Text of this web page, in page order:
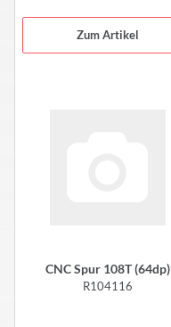
Zum Artikel
CNC Spur 108T (64dp)
R104116